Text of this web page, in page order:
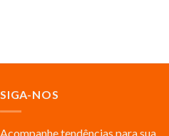
SIGA-NOS
Acompanhe tendências para sua